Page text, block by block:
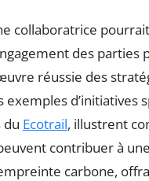
collaboratrice
des parties
réussie des
exemples d’initiatives
du Ecotrail, illustrent
contribuer à
carbone,